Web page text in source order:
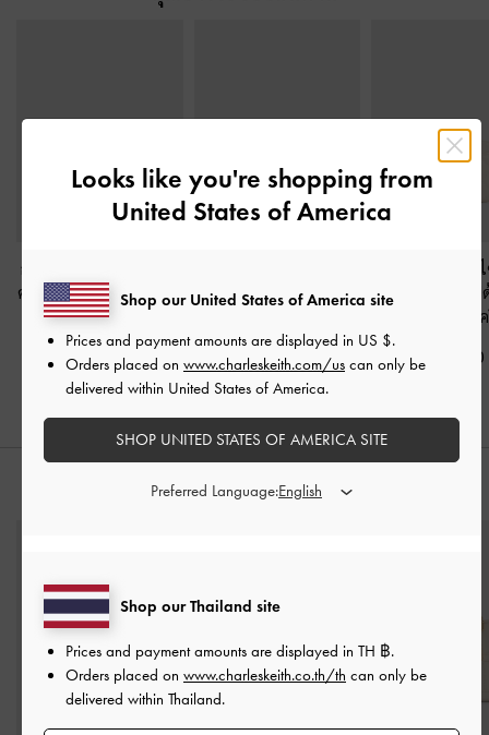
กระเป๋าใส่บัตรดีไซน์ลาย
คลื่นรุ่น Aubrielle
฿990.00
รุ่น Duo
สีครีม
฿1,390.00
กระเป๋าใส่บัตรดี
ควิลท์ตกแต่งซิป
฿990.00
สไตล์ลุคด้วย
Looks like you're shopping from
United States of America
Shop our Thailand site
Prices and payment amounts are displayed in TH ฿.
Orders placed on www.charleskeith.co.th/th can only be
delivered within Thailand.
Shop our United States of America site
Prices and payment amounts are displayed in US $.
Orders placed on www.charleskeith.com/us can only be
delivered within United States of America.
SHOP UNITED STATES OF AMERICA SITE
Preferred Language: